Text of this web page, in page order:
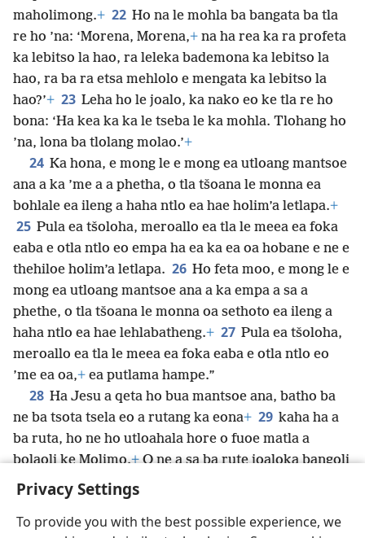
Privacy Settings
To provide you with the best possible experience, we
maholimong.+ 22 Ho na le mohla ba bangata ba tla
re ho ’na: ‘Morena, Morena,+ na ha rea ka ra profeta
ka lebitso la hao, ra leleka bademona ka lebitso la
hao, ra ba ra etsa mehlolo e mengata ka lebitso la
hao?’+ 23 Leha ho le joalo, ka nako eo ke tla re ho
bona: ‘Ha kea ka ka le tseba le ka mohla. Tlohang ho
’na, lona ba tlolang molao.’+
24 Ka hona, e mong le e mong ea utloang mantsoe
ana a ka ’me a a phetha, o tla tšoana le monna ea
bohlale ea ileng a haha ntlo ea hae holim’a letlapa.+
25 Pula ea tšoloha, meroallo ea tla le meea ea foka
eaba e otla ntlo eo empa ha ea ka ea oa hobane e ne e
thehiloe holim’a letlapa. 26 Ho feta moo, e mong le e
mong ea utloang mantsoe ana a ka empa a sa a
phethe, o tla tšoana le monna oa sethoto ea ileng a
haha ntlo ea hae lehlabatheng.+ 27 Pula ea tšoloha,
meroallo ea tla le meea ea foka eaba e otla ntlo eo
’me ea oa,+ ea putlama hampe.”
28 Ha Jesu a qeta ho bua mantsoe ana, batho ba
ne ba tsota tsela eo a rutang ka eona+ 29 kaha ha a
ba ruta, ho ne ho utloahala hore o fuoe matla a
bolaoli ke Molimo.+O ne a sa ba rute joaloka bangoli
ba bona.